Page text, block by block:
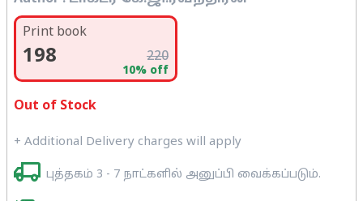
Print book
198 220
10% off
Out of Stock
+ Additional Delivery charges will apply
புத்தகம் 3 - 7 நாட்களில் அனுப்பி வைக்கப்படும்.